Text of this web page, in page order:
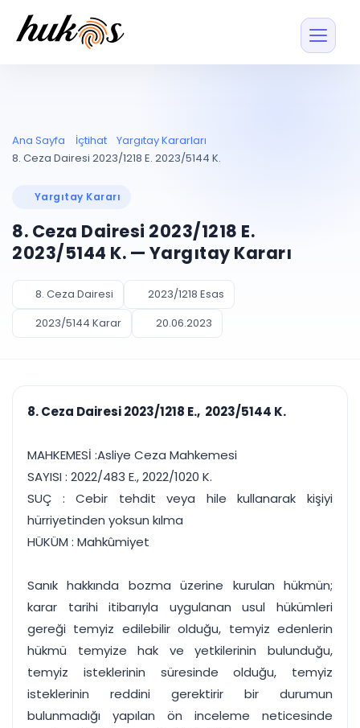
Entegrasyonu
UYAP ile otomatik
UYAP Evrak
Entegrasyonu
UETS Entegrasyonu
Tebligatları anında
Vekalet
PLANLAMA & TAKİP
Pano ve Takip
Duruşma ve görev
takvimi
Bildirim
Süreleri asla kaçırmayın
takibi
Tek panelde uçtan uca yönetim
UYAP & UETS entegrasyonundan finansa, hepsi bir arada.
Tüm özellikleri inceleyin
Blog
Ücretsiz Başlayın Giriş Yap
Ana Sayfa İçtihat
Yargıtay Kararları
8. Ceza Dairesi 2023/1218 E. 2023/5144 K.
Yargıtay Kararı
8. Ceza Dairesi 2023/1218 E.
2023/5144 K. — Yargıtay Kararı
8. Ceza Dairesi
2023/1218 Esas
2023/5144 Karar
20.06.2023
8. Ceza Dairesi 2023/1218 E., 2023/5144 K.
MAHKEMESİ :Asliye Ceza Mahkemesi
SAYISI : 2022/483 E., 2022/1020 K.
SUÇ : Cebir tehdit veya hile kullanarak kişiyi
hürriyetinden yoksun kılma
HÜKÜM : Mahkûmiyet
Sanık hakkında bozma üzerine kurulan hükmün;
karar tarihi itibarıyla uygulanan usul hükümleri
gereği temyiz edilebilir olduğu, temyiz edenlerin
hükmü temyize hak ve yetkilerinin bulunduğu,
temyiz isteklerinin süresinde olduğu, temyiz
isteklerinin reddini gerektirir bir durumun
bulunmadığı yapılan ön inceleme neticesinde